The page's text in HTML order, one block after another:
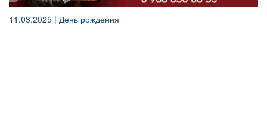
Объявления Недвижимость Услуги
11.03.2025 | День рождения